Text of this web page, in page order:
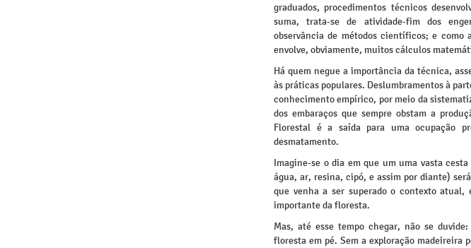
graduados, procedimentos técnicos
suma, trata-se de atividade-fim dos
observância de métodos científicos; e como
envolve, obviamente, muitos cálculos
Há quem negue a importância da técnica,
às práticas populares. Deslumbramentos à
conhecimento empírico, por meio da
dos embaraços que sempre obstam a
Florestal é a saída para uma ocupação
desmatamento.
Imagine-se o dia em que um uma vasta
água, ar, resina, cipó, e assim por diante)
que venha a ser superado o contexto
importante da floresta.
Mas, até esse tempo chegar, não se
floresta em pé. Sem a exploração madeireira